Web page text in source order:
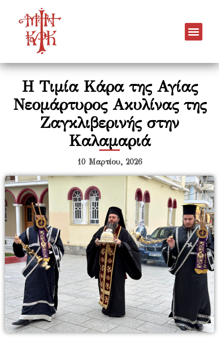
Η Τιμία Κάρα της Αγίας
Νεομάρτυρος Ακυλίνας της
Ζαγκλιβερινής στην
Καλαμαριά
10 Μαρτίου, 2026